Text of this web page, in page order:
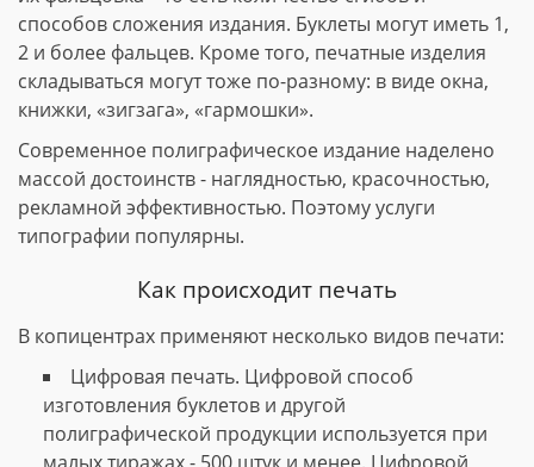
способов сложения издания. Буклеты могут иметь 1,
2 и более фальцев. Кроме того, печатные изделия
складываться могут тоже по-разному: в виде окна,
книжки, «зигзага», «гармошки».
Современное полиграфическое издание наделено
массой достоинств - наглядностью, красочностью,
рекламной эффективностью. Поэтому услуги
типографии популярны.
Как происходит печать
В копицентрах применяют несколько видов печати:
Цифровая печать. Цифровой способ
изготовления буклетов и другой
полиграфической продукции используется при